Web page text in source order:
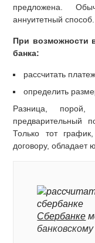
предложена.
аннуитетный способ.
При возможности
банка:
рассчитать
определить
Разница, порой,
предварительный
Только тот
договору, обладает
Сбербанке